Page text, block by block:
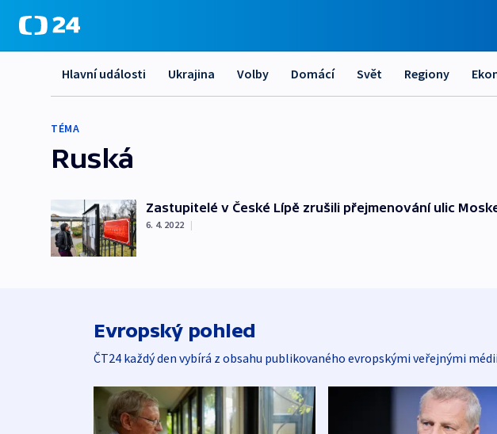
Hlavní události Ukrajina Volby Domácí Svět Regiony
TÉMA
Ruská
Zastupitelé v České Lípě zrušili přejmenování ulic
6. 4. 2022 |
Evropský pohled
ČT24 každý den vybírá z obsahu publikovaného evropskými veřejnými